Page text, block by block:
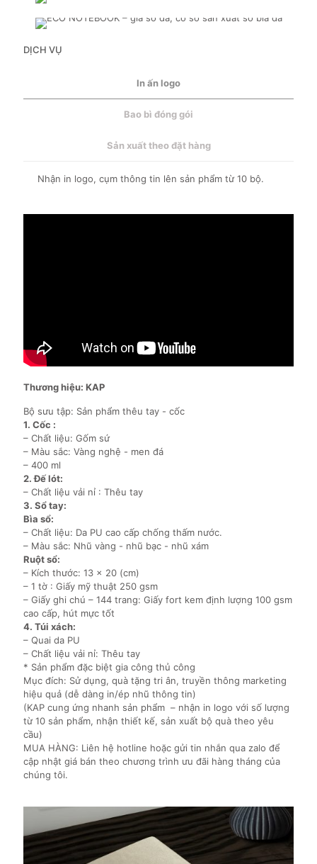
DỊCH VỤ
In ấn logo
Bao bì đóng gói
Sản xuất theo đặt hàng
Nhận in logo, cụm thông tin lên sản phẩm từ 10 bộ.
Thương hiệu: KAP
Bộ sưu tập: Sản phẩm thêu tay - cốc
1. Cốc :
– Chất liệu: Gốm sứ
– Màu sắc: Vàng nghệ - men đá
– 400 ml
2. Đế lót:
– Chất liệu vải nỉ : Thêu tay
3. Sổ tay:
Bìa sổ:
– Chất liệu: Da PU cao cấp chống thấm nước.
– Màu sắc: Nhũ vàng - nhũ bạc - nhũ xám
Ruột sổ:
– Kích thước: 13 x 20 (cm)
– 1 tờ : Giấy mỹ thuật 250 gsm
– Giấy ghi chú – 144 trang: Giấy fort kem định lượng 100 gsm
cao cấp, hút mực tốt
4. Túi xách:
– Quai da PU
– Chất liệu vải nỉ: Thêu tay
* Sản phẩm đặc biệt gia công thủ công
Mục đích: Sử dụng, quà tặng tri ân, truyền thông marketing
hiệu quả (dễ dàng in/ép nhũ thông tin)
(KAP cung ứng nhanh sản phẩm – nhận in logo với số lượng
từ 10 sản phẩm, nhận thiết kế, sản xuất bộ quà theo yêu
cầu)
MUA HÀNG: Liên hệ hotline hoặc gửi tin nhắn qua zalo để
cập nhật giá bán theo chương trình ưu đãi hàng tháng của
chúng tôi.